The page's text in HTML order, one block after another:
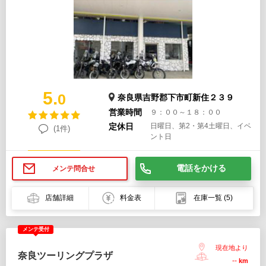
5.0
(1件)
奈良県吉野郡下市町新住２３９
営業時間
９：００～１８：００
定休日
日曜日、第2・第4土曜日、イベ
ント日
メンテ問合せ 電話をかける
店舗詳細 料金表 在庫一覧 (5)
メンテ受付
奈良ツーリングプラザ
現在地より
-- km